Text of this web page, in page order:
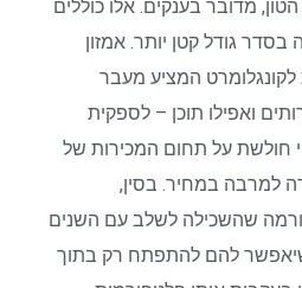
מדובר בענקים. אלו כוללים
גודל קטן יותר. אמזון
המציע מעבר
ואפילו תוכן – לספקית
חולשת על תחום המכירות של
למרבה במחיר. בסין,
שהשכילה לשלב עם השנים
להם להתפתח רק בתוך